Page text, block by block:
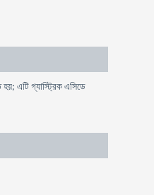
এটি গ্যাস্ট্রিক এসিডে